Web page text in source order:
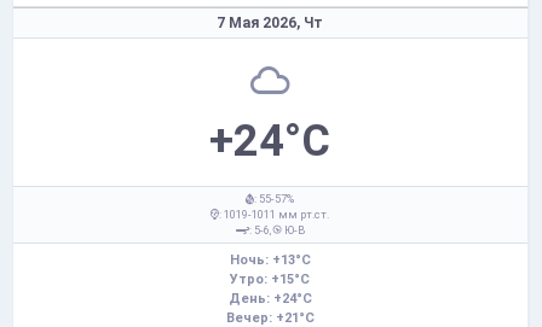
7 Мая 2026, Чт
+24°C
: 55-57%
: 1019-1011 мм рт.ст.
: 5-6,
Ю-В
Ночь: +13°C
Утро: +15°C
День: +24°C
Вечер: +21°C